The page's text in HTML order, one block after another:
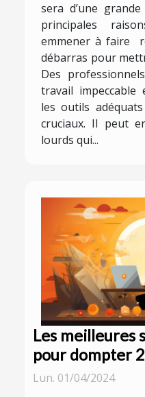
sera d’une
principales
emmener à faire
débarras pour
Des
travail
les outils
cruciaux. Il peut
lourds qui...
Les meilleures
pour dompter
Lun. 01/04/2024